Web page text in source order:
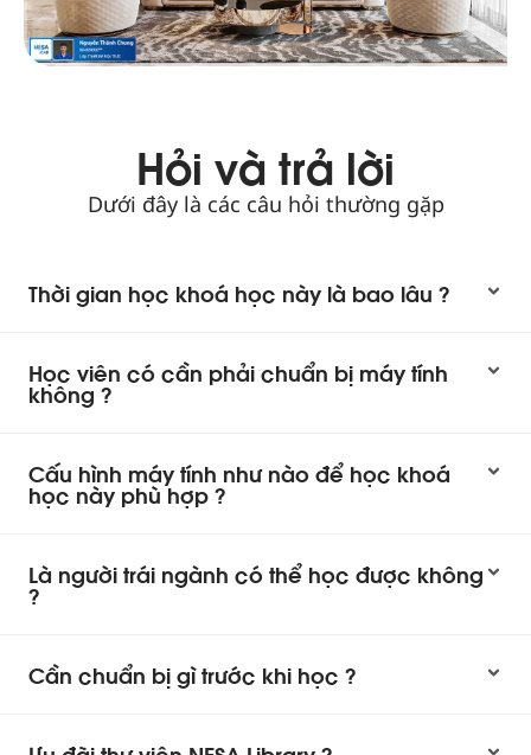
Hỏi và trả lời
Dưới đây là các câu hỏi thường gặp
Thời gian học khoá học này là bao lâu ?
Học viên có cần phải chuẩn bị máy tính
không ?
Cấu hình máy tính như nào để học khoá
học này phù hợp ?
Là người trái ngành có thể học được không
?
Cần chuẩn bị gì trước khi học ?